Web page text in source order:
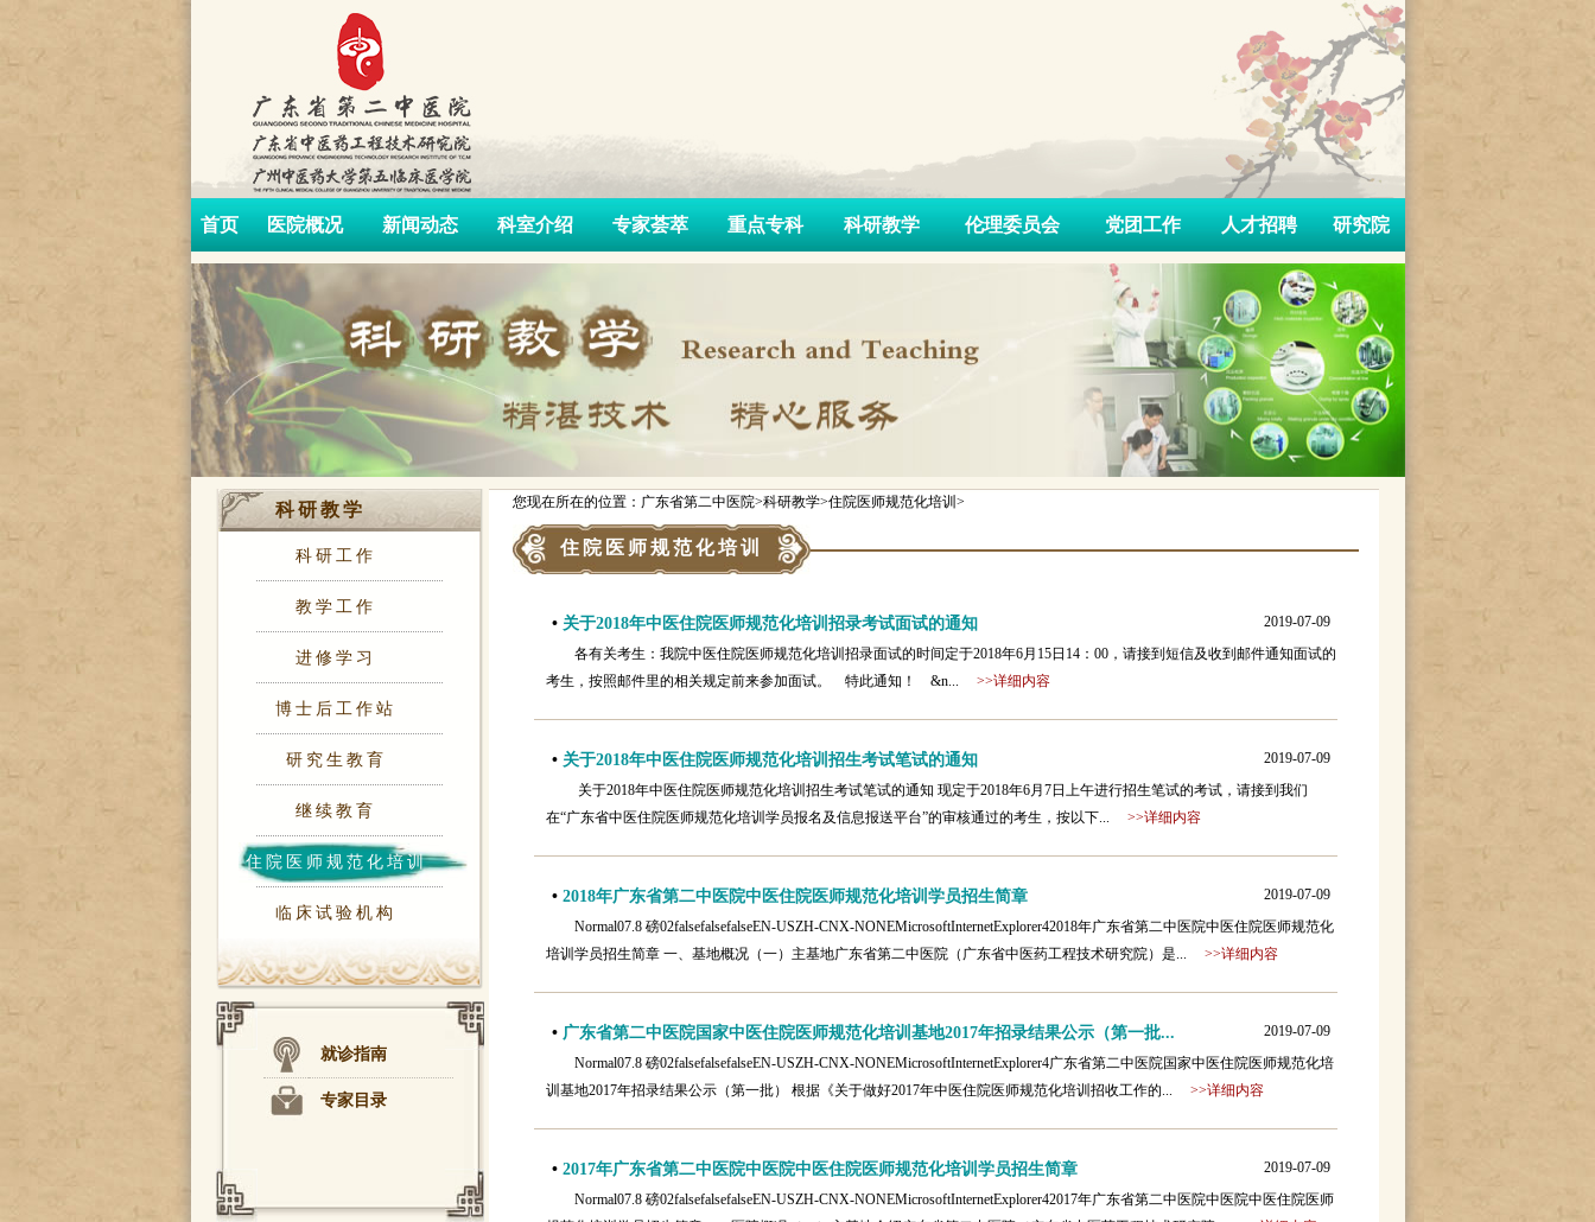
首页 医院概况 新闻动态 科室介绍 专家荟萃 重点专科 科研教学 伦理委员会 党团工作 人才招聘 研究院
科研教学
科研工作
教学工作
进修学习
博士后工作站
研究生教育
继续教育
住院医师规范化培训
临床试验机构
就诊指南
专家目录
您现在所在的位置：广东省第二中医院>科研教学>住院医师规范化培训>
住院医师规范化培训
• 关于2018年中医住院医师规范化培训招录考试面试的通知
2019-07-09
各有关考生：我院中医住院医师规范化培训招录面试的时间定于2018年6月15日14：00，请接到短信及收到邮件通知面试的
考生，按照邮件里的相关规定前来参加面试。 特此通知！ &n... >>详细内容
• 关于2018年中医住院医师规范化培训招生考试笔试的通知
2019-07-09
关于2018年中医住院医师规范化培训招生考试笔试的通知 现定于2018年6月7日上午进行招生笔试的考试，请接到我们
在“广东省中医住院医师规范化培训学员报名及信息报送平台”的审核通过的考生，按以下... >>详细内容
• 2018年广东省第二中医院中医住院医师规范化培训学员招生简章
2019-07-09
Normal07.8 磅02falsefalsefalseEN-USZH-CNX-NONEMicrosoftInternetExplorer42018年广东省第二中医院中医住院医师规范化
培训学员招生简章 一、基地概况（一）主基地广东省第二中医院（广东省中医药工程技术研究院）是... >>详细内容
• 广东省第二中医院国家中医住院医师规范化培训基地2017年招录结果公示（第一批...
2019-07-09
Normal07.8 磅02falsefalsefalseEN-USZH-CNX-NONEMicrosoftInternetExplorer4广东省第二中医院国家中医住院医师规范化培
训基地2017年招录结果公示（第一批） 根据《关于做好2017年中医住院医师规范化培训招收工作的... >>详细内容
• 2017年广东省第二中医院中医院中医住院医师规范化培训学员招生简章
2019-07-09
Normal07.8 磅02falsefalsefalseEN-USZH-CNX-NONEMicrosoftInternetExplorer42017年广东省第二中医院中医院中医住院医师